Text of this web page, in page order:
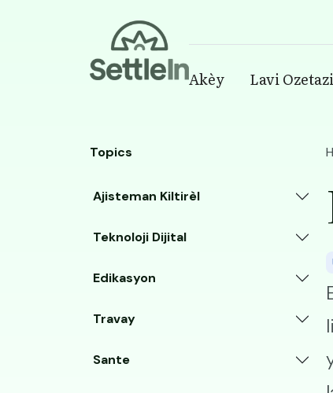
Skip to main content
Akèy Lavi
Main
Topics
Ajisteman Kiltirèl
Teknoloji Dijital
Edikasyon
Travay
Sante